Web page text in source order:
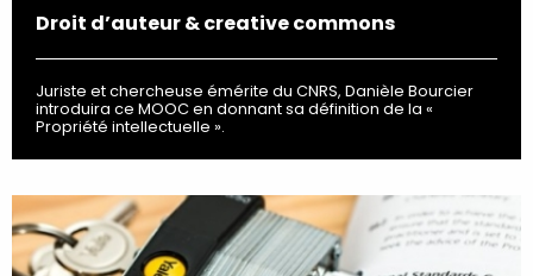
Droit d’auteur & creative commons
Juriste et chercheuse émérite du CNRS, Danièle Bourcier
introduira ce MOOC en donnant sa définition de la «
Propriété intellectuelle ».